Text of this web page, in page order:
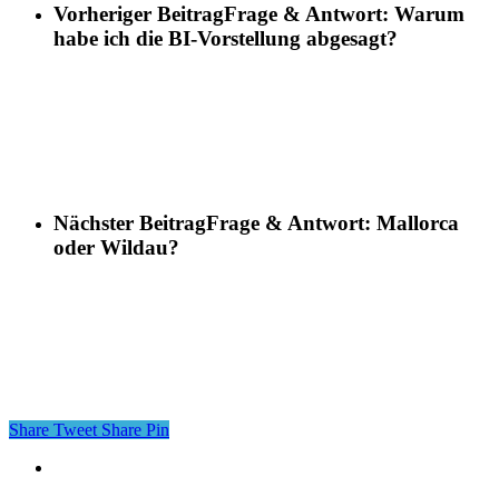
Vorheriger BeitragFrage & Antwort: Warum
habe ich die BI-Vorstellung abgesagt?
Nächster BeitragFrage & Antwort: Mallorca
oder Wildau?
Share Tweet Share Pin